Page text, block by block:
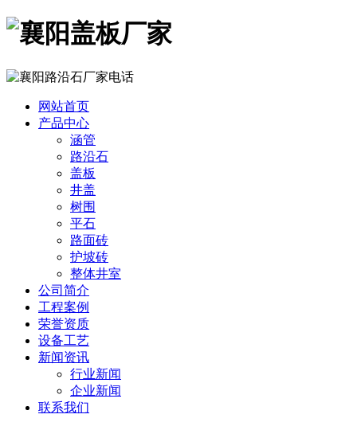
网站首页
产品中心
涵管
路沿石
盖板
井盖
树围
平石
路面砖
护坡砖
整体井室
公司简介
工程案例
荣誉资质
设备工艺
新闻资讯
行业新闻
企业新闻
联系我们